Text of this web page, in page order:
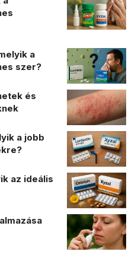
a
szer?
és
a jobb
az ideális